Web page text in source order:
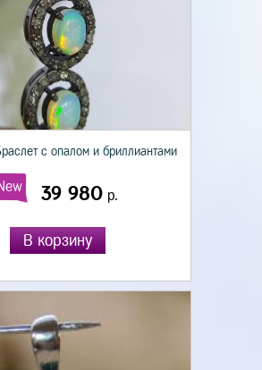
с опалом и бриллиантами
39 980 р.
В корзину